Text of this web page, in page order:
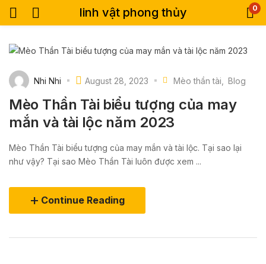
linh vật phong thủy 0
Nhi Nhi August 28, 2023 Mèo thần tài Blog
Mèo Thần Tài biểu tượng của may
mắn và tài lộc năm 2023
Mèo Thần Tài biểu tượng của may mắn và tài lộc. Tại sao lại
như vậy? Tại sao Mèo Thần Tài luôn được xem ...
Continue Reading